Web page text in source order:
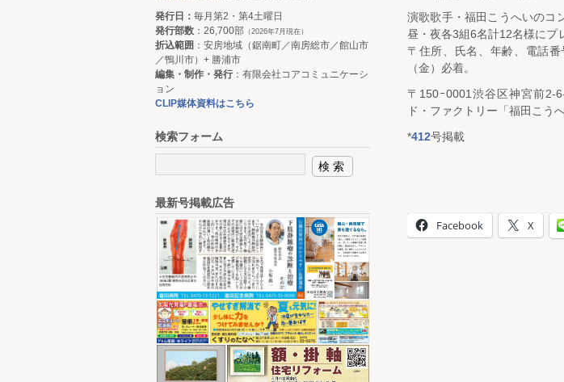
演歌歌手・福田こうへいのコ
昼・夜各3組6名計12名様にプ
〒住所、氏名、年齢、電話
（金）必着。
〒150ｰ0001渋谷区神宮前2-
ド・ファクトリー「福田こう
*412号掲載
Facebook X
発行日： 毎月第2・第4土曜日
発行部数 ：26,700部 （2026年7月現在）
折込範囲 ：安房地域（鋸南町／南房総市／館山市
／鴨川市）+ 勝浦市
編集・制作・発行：有限会社コアコミュニケーシ
ョン
CLIP媒体資料はこちら
検索フォーム
最新号掲載広告